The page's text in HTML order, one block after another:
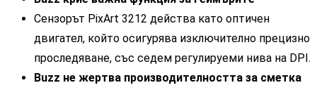
Сензорът PixArt 3212 действа като оптичен
двигател, който осигурява изключително прецизно
проследяване, със седем регулируеми нива на DPI.
Buzz не жертва производителността за сметка